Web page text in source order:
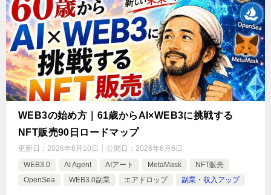
WEB3の始め方｜61歳からAI×WEB3に挑戦する
NFT販売90日ロードマップ
更新日： 2026年6月10日 公開日： 2026年6月6日
WEB3.0
AI Agent AIアート MetaMask
NFT販売
OpenSea
WEB3.0副業 エアドロップ 副業・収入アップ